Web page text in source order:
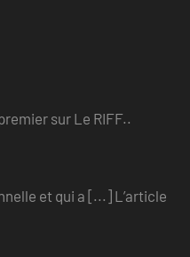
sur Le RIFF..
et qui a [...] L’article